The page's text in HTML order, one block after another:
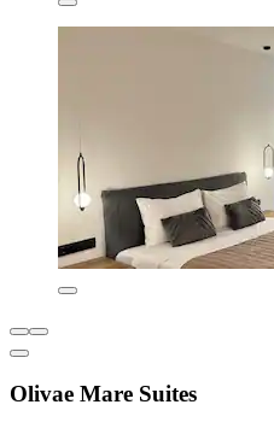
Olivae Mare Suites